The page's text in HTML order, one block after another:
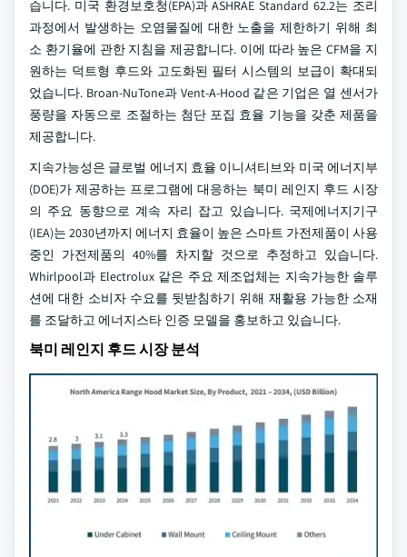
습니다. 미국 환경보호청(EPA)과 ASHRAE Standard 62.2는 조리
과정에서 발생하는 오염물질에 대한 노출을 제한하기 위해 최
소 환기율에 관한 지침을 제공합니다. 이에 따라 높은 CFM을 지
원하는 덕트형 후드와 고도화된 필터 시스템의 보급이 확대되
었습니다. Broan-NuTone과 Vent-A-Hood 같은 기업은 열 센서가
풍량을 자동으로 조절하는 첨단 포집 효율 기능을 갖춘 제품을
제공합니다.
지속가능성은 글로벌 에너지 효율 이니셔티브와 미국 에너지부
(DOE)가 제공하는 프로그램에 대응하는 북미 레인지 후드 시장
의 주요 동향으로 계속 자리 잡고 있습니다. 국제에너지기구
(IEA)는 2030년까지 에너지 효율이 높은 스마트 가전제품이 사용
중인 가전제품의 40%를 차지할 것으로 추정하고 있습니다.
Whirlpool과 Electrolux 같은 주요 제조업체는 지속가능한 솔루
션에 대한 소비자 수요를 뒷받침하기 위해 재활용 가능한 소재
를 조달하고 에너지스타 인증 모델을 홍보하고 있습니다.
북미 레인지 후드 시장 분석